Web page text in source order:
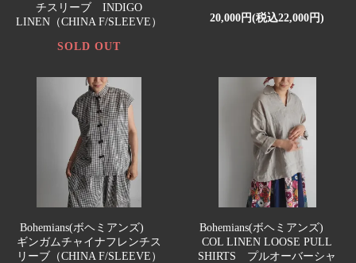
チスリーブ INDIGO
LINEN（CHINA F/SLEEVE）
SOLD OUT
20,000円(税込22,000円)
Bohemians(ボヘミアンズ)
ギンガムチャイナフレンチス
リーブ（CHINA F/SLEEVE）
Bohemians(ボヘミアンズ)
COL LINEN LOOSE PULL
SHIRTS プルオーバーシャ